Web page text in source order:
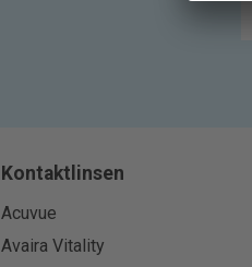
Kontaktlinsen
Acuvue
Avaira Vitality